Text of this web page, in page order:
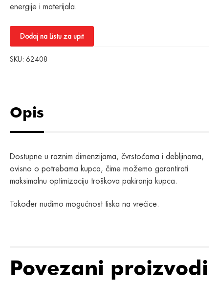
energije i materijala.
Dodaj na Listu za upit
SKU: 62408
Opis
Dostupne u raznim dimenzijama, čvrstoćama i debljinama,
ovisno o potrebama kupca, čime možemo garantirati
maksimalnu optimizaciju troškova pakiranja kupca.
Također nudimo mogućnost tiska na vrećice.
Povezani proizvodi